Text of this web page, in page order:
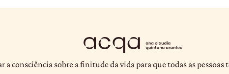
a consciência sobre a finitude da vida para que todas as